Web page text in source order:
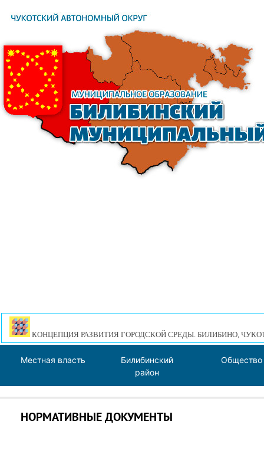
КОНЦЕПЦИЯ РАЗВИТИЯ ГОРОДСКОЙ СРЕДЫ. БИЛИБИНО,
Местная власть
Билибинский
район
Общество
НОРМАТИВНЫЕ ДОКУМЕНТЫ